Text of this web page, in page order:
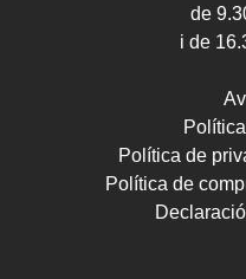
de
i de
Política de
Política de